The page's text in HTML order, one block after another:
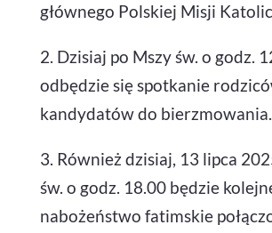
głównego Polskiej Misji
2. Dzisiaj po Mszy św. o godz.
odbędzie się spotkanie
kandydatów do bierzmowania.
3. Również dzisiaj, 13 lipca
św. o godz. 18.00 będzie
nabożeństwo fatimskie